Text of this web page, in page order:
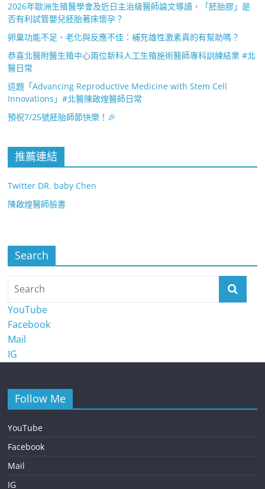
2026年歐洲生殖醫學會及近日主治級醫師論文導讀，「胚胎膠」是
否有利試管嬰兒胚胎著床懷孕？
卵巢功能不足、老化與反應不佳：補充雄性激素真的有幫助嗎？
恭喜北醫附醫生殖中心兩位新科人工生殖施術醫師專科訓練結業 #北
醫日常
這題「Advancing Reproductive Medicine with Stem Cell
Innovations」#北醫陳啟煌醫師日常
預祝7/25號胚胎師節快樂！🎉
推薦連結
Twitter DR. baby Chen
陳啟煌醫師臉書
Search
YouTube
Facebook
Mail
IG
Follow Me
YouTube
Facebook
Mail
IG